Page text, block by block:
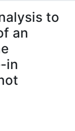
to
an
in